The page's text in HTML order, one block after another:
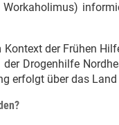
Workaholimus)
der Frühen
Drogenhilfe
erfolgt über das Land